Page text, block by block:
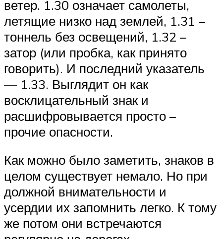
ветер. 1.30 означает самолеты,
летящие низко над землей, 1.31 –
тоннель без освещений, 1.32 –
затор (или пробка, как принято
говорить). И последний указатель
— 1.33. Выглядит он как
восклицательный знак и
расшифровывается просто –
прочие опасности.
Как можно было заметить, знаков в
целом существует немало. Но при
должной внимательности и
усердии их запомнить легко. К тому
же потом они встречаются